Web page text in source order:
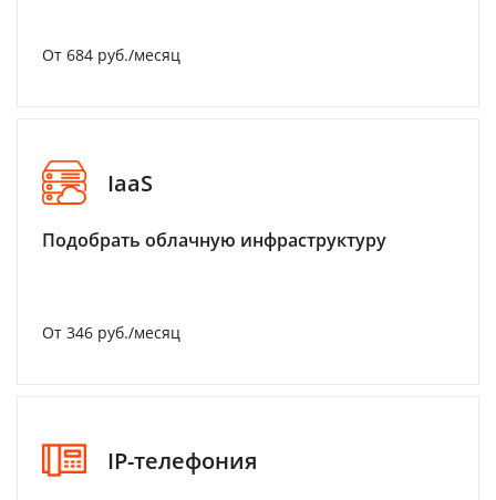
От 684 руб./месяц
IaaS
Подобрать облачную инфраструктуру
От 346 руб./месяц
IP-телефония